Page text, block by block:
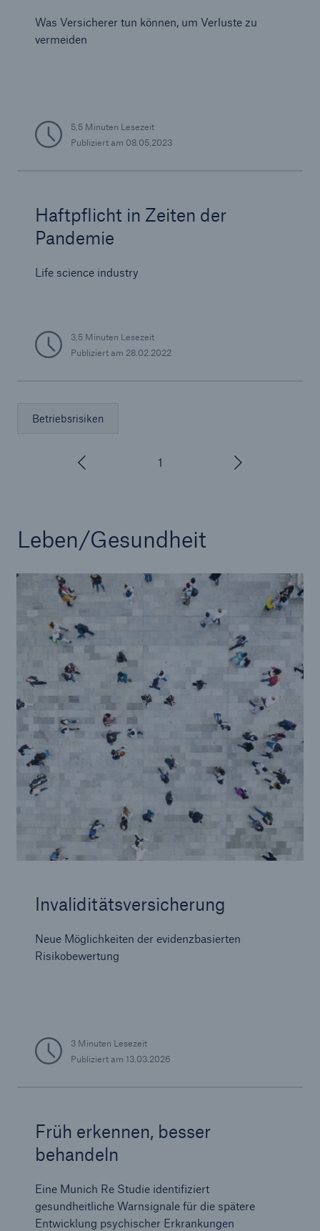
Was Versicherer tun können, um Verluste zu
vermeiden
5,5 Minuten Lesezeit
Publiziert am 08.05.2023
Haftpflicht in Zeiten der
Pandemie
Life science industry
3,5 Minuten Lesezeit
Publiziert am 28.02.2022
Betriebsrisiken
1
Leben/Gesundheit
Invaliditätsversicherung
Neue Möglichkeiten der evidenzbasierten
Risikobewertung
3 Minuten Lesezeit
Publiziert am 13.03.2026
Früh erkennen, besser
behandeln
Eine Munich Re Studie identifiziert
gesundheitliche Warnsignale für die spätere
Entwicklung psychischer Erkrankungen